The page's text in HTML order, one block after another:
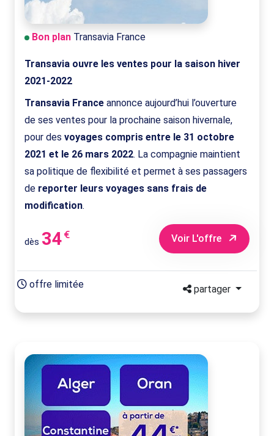
Bon plan Transavia France
Transavia ouvre les ventes pour la saison hiver
2021-2022
Transavia France annonce aujourd’hui l’ouverture
de ses ventes pour la prochaine saison hivernale,
pour des voyages compris entre le 31 octobre
2021 et le 26 mars 2022. La compagnie maintient
sa politique de flexibilité et permet à ses passagers
de reporter leurs voyages sans frais de
modification.
dès 34 € Voir L'offre
offre limitée partager